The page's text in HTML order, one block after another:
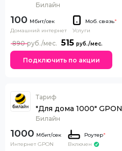
Билайн
100
Домашний интернет
Моб. связь*
Услуги
515
890
Подключить по акции
Тариф
"Для дома 1000" GPON
Билайн
1000
Интернет GPON
Роутер*
Включен